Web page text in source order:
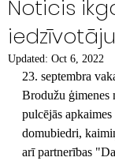
Noticis
Updated: Oct 6, 2022
23. septembra
Brodužu ģimenes
pulcējās
domubiedri,
arī partnerības